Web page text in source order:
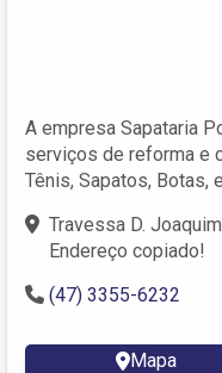
A empresa Sapataria
serviços de reforma e
Tênis, Sapatos, Botas,
Travessa D.
Endereço copiado!
(47) 3355-6232
Mapa